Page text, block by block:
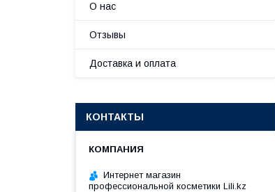
О нас
Отзывы
Доставка и оплата
КОНТАКТЫ
Интернет магазин
профессиональной косметики Lili.kz